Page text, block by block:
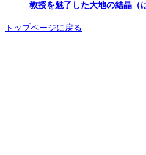
教授を魅了した大地の結晶（
トップページに戻る